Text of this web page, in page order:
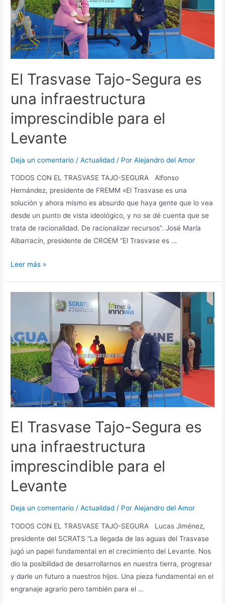
El Trasvase Tajo-Segura es
una infraestructura
imprescindible para el
Levante
Deja un comentario /Actualidad / PorAlejandro del Amor
TODOS CON EL TRASVASE TAJO-SEGURA Alfonso
Hernández, presidente de FREMM «El Trasvase es una
solución y ahora mismo es absurdo que haya gente que lo vea
desde un punto de vista ideológico, y no se dé cuenta que se
trata de racionalidad. De racionalizar recursos”. José María
Albarracín, presidente de CROEM “El Trasvase es …
Leer más »
El Trasvase Tajo-Segura es
una infraestructura
imprescindible para el
Levante
Deja un comentario /Actualidad / PorAlejandro del Amor
TODOS CON EL TRASVASE TAJO-SEGURA Lucas Jiménez,
presidente del SCRATS “La llegada de las aguas del Trasvase
jugó un papel fundamental en el crecimiento del Levante. Nos
dio la posibilidad de desarrollarnos en nuestra tierra, progresar
y darle un futuro a nuestros hijos. Una pieza fundamental en el
engranaje agrario pero también para el …